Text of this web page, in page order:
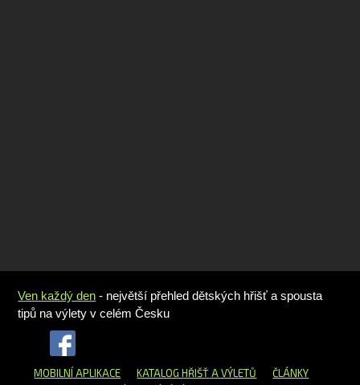
Ven každý den - největší přehled dětských hřišť a spousta
tipů na výlety v celém Česku
MOBILNÍ APLIKACE KATALOG HŘIŠŤA VÝLETŮ
ČLÁNKY